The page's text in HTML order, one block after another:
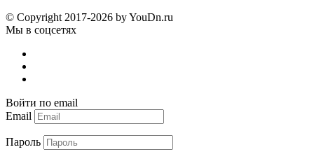
© Copyright 2017-2026 by YouDn.ru
Мы в соцсетях
Войти по email
Email
Пароль